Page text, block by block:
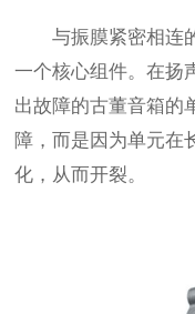
与振膜紧密相连
一个核心组件。在扬
出故障的古董音箱的
障，而是因为单元在
化，从而开裂。